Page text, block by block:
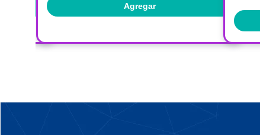
Agregar